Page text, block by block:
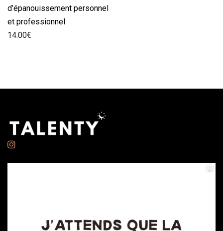
d’épanouissement personnel
et professionnel
14.00€